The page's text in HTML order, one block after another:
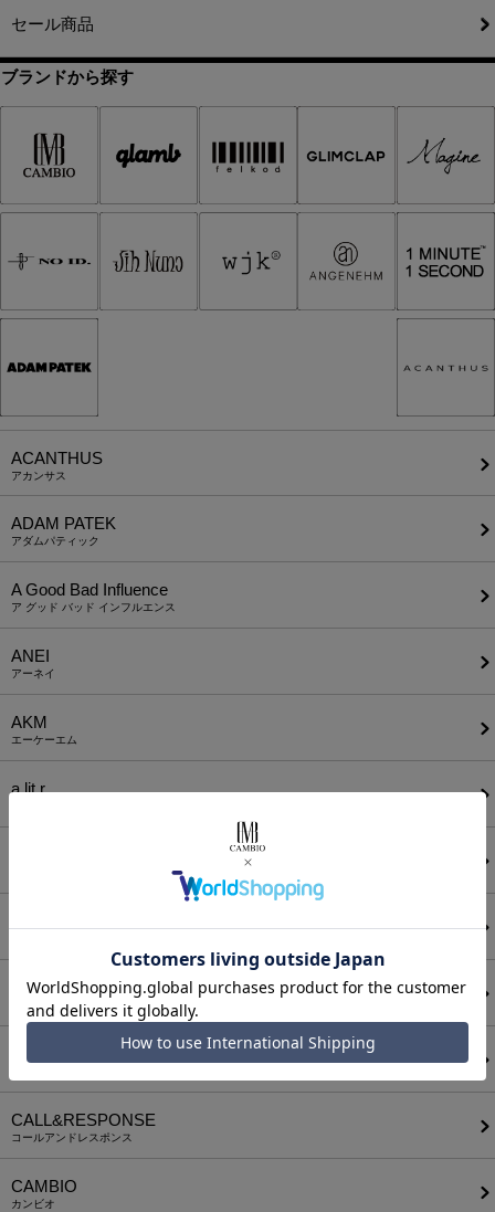
セール商品
ブランドから探す
ACANTHUS
アカンサス
ADAM PATEK
アダムパティック
A Good Bad Influence
ア グッド バッド インフルエンス
ANEI
アーネイ
AKM
エーケーエム
a lit r
AUI NITE
アウィナイト
CALL&RESPONSE
コールアンドレスポンス
CAMBIO
カンビオ